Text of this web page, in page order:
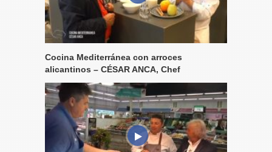
Cocina Mediterránea con arroces
alicantinos – CÉSAR ANCA, Chef